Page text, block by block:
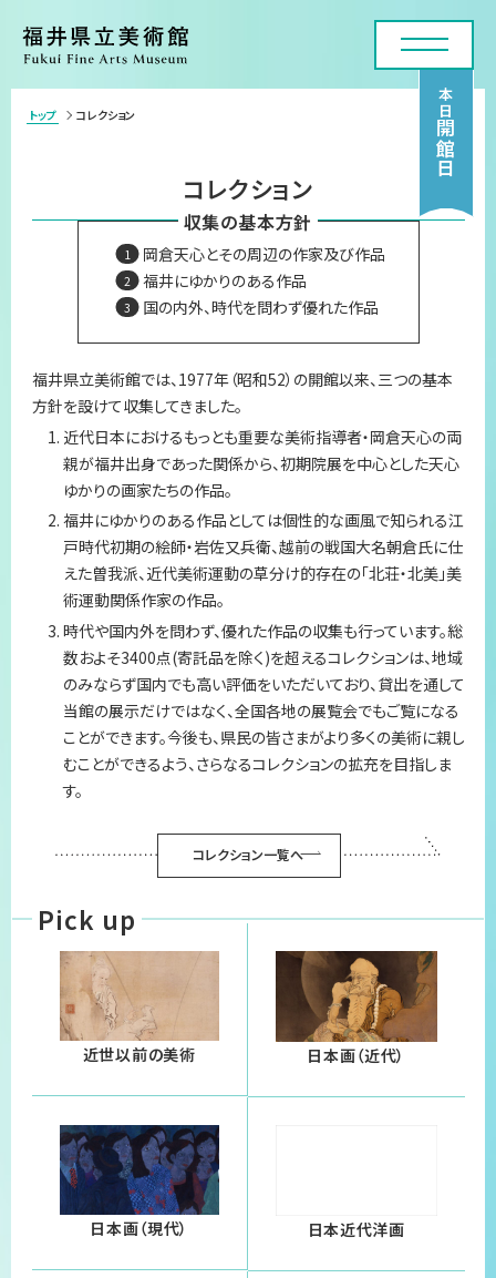
本日
開館日
展覧会
年間スケジュール
各種申請・実技講座
コレクション
美術館について
お問い合わせフォーム
プライバシーポリシー
サイトマップ
トップ コレクション
コレクション
収集の基本方針
岡倉天心とその周辺の作家及び作品
福井にゆかりのある作品
国の内外、時代を問わず優れた作品
福井県立美術館では、1977年（昭和52）の開館以来、三つの基本
方針を設けて収集してきました。
近代日本におけるもっとも重要な美術指導者・岡倉天心の両
親が福井出身であった関係から、初期院展を中心とした天心
ゆかりの画家たちの作品。
福井にゆかりのある作品としては個性的な画風で知られる江
戸時代初期の絵師・岩佐又兵衛、越前の戦国大名朝倉氏に仕
えた曽我派、近代美術運動の草分け的存在の「北荘・北美」美
術運動関係作家の作品。
時代や国内外を問わず、優れた作品の収集も行っています。総
数およそ3400点(寄託品を除く)を超えるコレクションは、地域
のみならず国内でも高い評価をいただいており、貸出を通して
当館の展示だけではなく、全国各地の展覧会でもご覧になる
ことができます。今後も、県民の皆さまがより多くの美術に親し
むことができるよう、さらなるコレクションの拡充を目指しま
す。
コレクション一覧へ
Pick up
近世以前の美術 日本画（近代）
日本画（現代） 日本近代洋画